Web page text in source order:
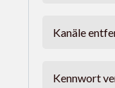
Kanäle
Kennwort